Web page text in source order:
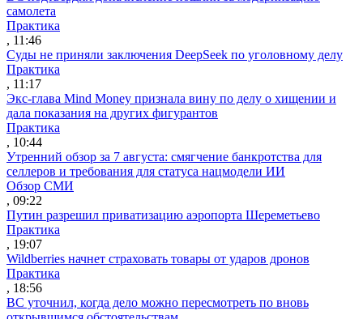
самолета
Практика
, 11:46
Суды не приняли заключения DeepSeek по уголовному делу
Практика
, 11:17
Экс-глава Mind Money признала вину по делу о хищении и
дала показания на других фигурантов
Практика
, 10:44
Утренний обзор за 7 августа: смягчение банкротства для
селлеров и требования для статуса нацмодели ИИ
Обзор СМИ
, 09:22
Путин разрешил приватизацию аэропорта Шереметьево
Практика
, 19:07
Wildberries начнет страховать товары от ударов дронов
Практика
, 18:56
ВС уточнил, когда дело можно пересмотреть по вновь